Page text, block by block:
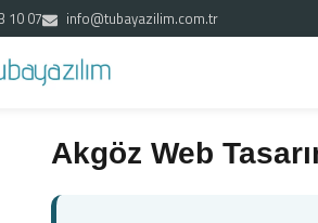
10 07 info@tubayazilim.com.tr
Akgöz Web